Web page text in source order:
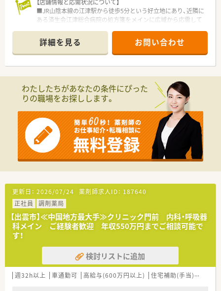
【店舗情報と応需状況について】
■JR山陰本線の江津駅から徒歩5分という好立地にあり、近隣に
ある済生会江津総合病院の処方箋をメインに広域から応需して
■処方箋枚数は1日平均70枚から80枚ほどで推移しており、土曜
日は30枚程度、日祝は5枚以下と比較的落ち着いた環境です。
■常勤薬剤師2名に加えてパート薬剤師3名が在籍しており、事
務員や販売員も含めた多職種によるチーム体制で運営されてい
【募集背景と求める人物像について】
■欠員補充に伴う急募案件となっており、特に30代から40代の
調剤経験がある即戦力の方を優先して採用したいと考えていま
す。
■周囲との協調性を大切にしながら円滑なコミュニケーション
を図り、礼儀正しく丁寧な言葉遣いで対応できる方を求めていま
す。
■会社全体で若手からベテランまで幅広く活躍していますが、今
回は組織のバランスを考慮して経験豊かな世代の採用を重視し
ています。
【法人特徴について】
■島根県内に6店舗の調剤薬局を展開しており、50年以上の歴史
を誇る地域密着型の安定した経営基盤を持つ地元の優良企業で
す。
■地域の皆様から「かかりつけ薬局」として厚い信頼を寄せられ
ており、住民一人ひとりの健康を支える役割を担い続けていま
■ミスが発生した際には全社員で情報を共有し、全員で再発防止
策を考えるという、個人の責任に帰さない改善文化が根付いてい
ます。
詳細を見る お問い合わせ
わたしたちがあなたの条件にぴった
りの職場をお探しします。
更新日： 2026/07/24 薬剤師求人ID： 187640
正社員
調剤薬局
【出雲市】≪中国地方最大手≫クリニック門前 内科・呼吸器
科メイン ご経験者歓迎 年収550万円までご相談可能で
す！
検討リストに追加
週32h以上 車通勤可 高給与(600万円以上) 住宅補助(手当)あり